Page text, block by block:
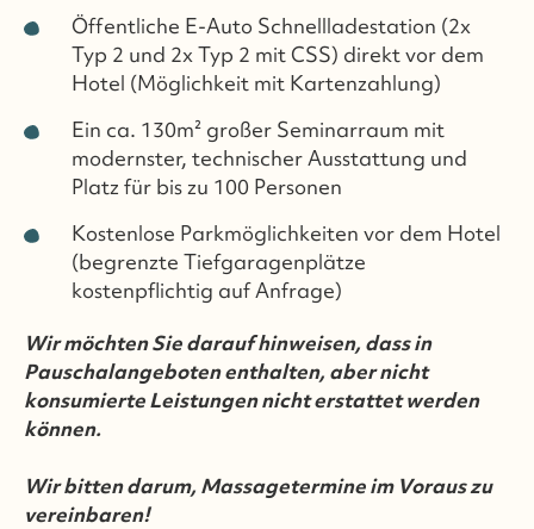
Öffentliche E-Auto Schnellladestation (2x
Typ 2 und 2x Typ 2 mit CSS) direkt vor dem
Hotel (Möglichkeit mit Kartenzahlung)
Ein ca. 130m² großer Seminarraum mit
modernster, technischer Ausstattung und
Platz für bis zu 100 Personen
Kostenlose Parkmöglichkeiten vor dem Hotel
(begrenzte Tiefgaragenplätze
kostenpflichtig auf Anfrage)
Wir möchten Sie darauf hinweisen, dass in
Pauschalangeboten enthalten, aber nicht
konsumierte Leistungen nicht erstattet werden
können.
Wir bitten darum, Massagetermine im Voraus zu
vereinbaren!